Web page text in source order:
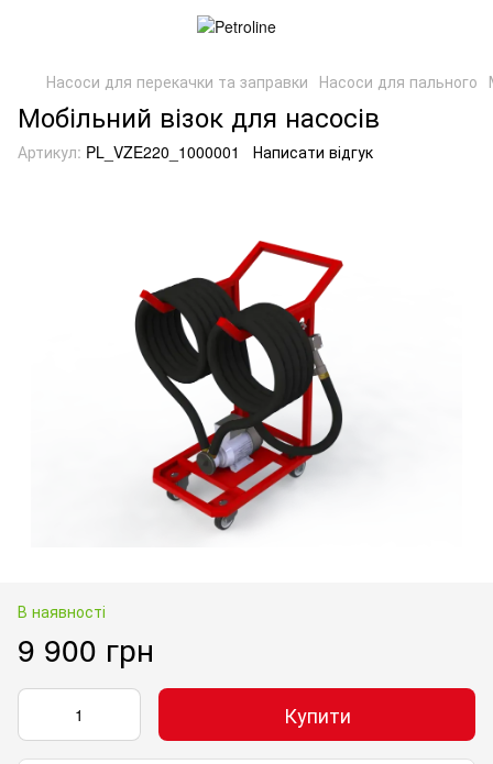
Насоси для перекачки та заправки Насоси для пального
Мобільний візок для насосів
Артикул: PL_VZE220_1000001 Написати відгук
В наявності
9 900 грн
Купити